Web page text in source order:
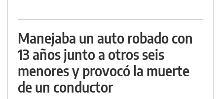
Manejaba un auto robado con
13 años junto a otros seis
menores y provocó la muerte
de un conductor